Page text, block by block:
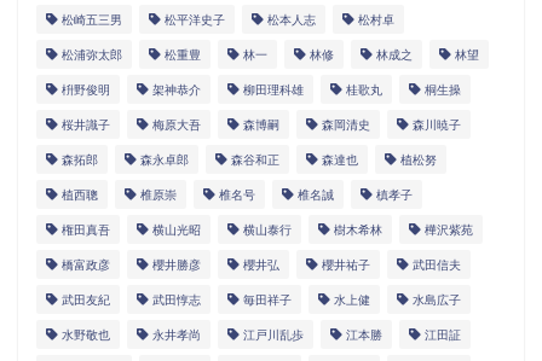
松崎五三男 松平洋史子 松本人志 松村卓
松浦弥太郎 松重豊 林一 林修 林成之 林望
枡野俊明 架神恭介 柳田理科雄 桂歌丸 桐生操
桜井識子 梅原大吾 森博嗣 森岡清史 森川暁子
森拓郎 森永卓郎 森谷和正 森達也 植松努
植西聰 椎原崇 椎名号 椎名誠 槙孝子
権田真吾 横山光昭 横山泰行 樹木希林 樺沢紫苑
橋富政彦 櫻井勝彦 櫻井弘 櫻井祐子 武田信夫
武田友紀 武田惇志 毎田祥子 水上健 水島広子
水野敬也 永井孝尚 江戸川乱歩 江本勝 江田証